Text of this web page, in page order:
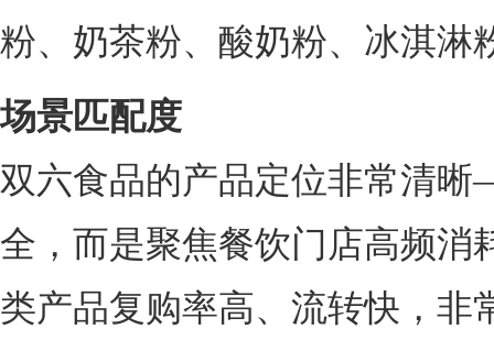
粉、奶茶粉、酸奶粉、冰淇淋
场景匹配度
双六食品的产品定位非常清
全，而是聚焦餐饮门店高频消
类产品复购率高、流转快，非